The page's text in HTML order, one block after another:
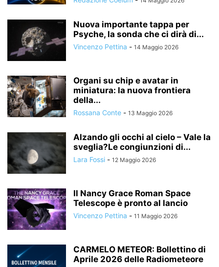
Nuova importante tappa per
Psyche, la sonda che ci dirà di...
Vincenzo Pettina - 14 Maggio 2026
Organi su chip e avatar in
miniatura: la nuova frontiera
della...
Rossana Conte - 13 Maggio 2026
Alzando gli occhi al cielo – Vale la
sveglia?Le congiunzioni di...
Lara Fossi - 12 Maggio 2026
Il Nancy Grace Roman Space
Telescope è pronto al lancio
Vincenzo Pettina - 11 Maggio 2026
CARMELO METEOR: Bollettino di
Aprile 2026 delle Radiometeore